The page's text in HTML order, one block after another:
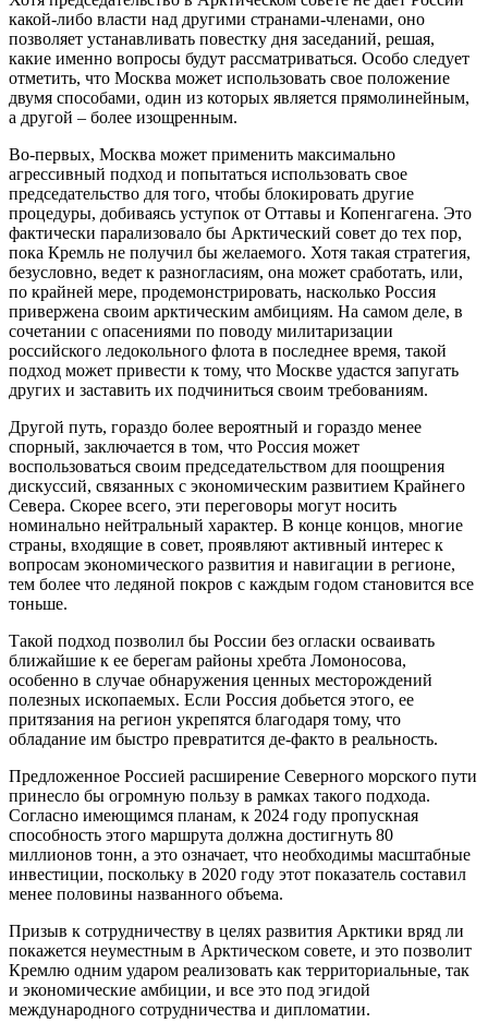
какой-либо власти над другими странами-членами, оно
позволяет устанавливать повестку дня заседаний, решая,
какие именно вопросы будут рассматриваться. Особо следует
отметить, что Москва может использовать свое положение
двумя способами, один из которых является прямолинейным,
а другой – более изощренным.
Во-первых, Москва может применить максимально
агрессивный подход и попытаться использовать свое
председательство для того, чтобы блокировать другие
процедуры, добиваясь уступок от Оттавы и Копенгагена. Это
фактически парализовало бы Арктический совет до тех пор,
пока Кремль не получил бы желаемого. Хотя такая стратегия,
безусловно, ведет к разногласиям, она может сработать, или,
по крайней мере, продемонстрировать, насколько Россия
привержена своим арктическим амбициям. На самом деле, в
сочетании с опасениями по поводу милитаризации
российского ледокольного флота в последнее время, такой
подход может привести к тому, что Москве удастся запугать
других и заставить их подчиниться своим требованиям.
Другой путь, гораздо более вероятный и гораздо менее
спорный, заключается в том, что Россия может
воспользоваться своим председательством для поощрения
дискуссий, связанных с экономическим развитием Крайнего
Севера. Скорее всего, эти переговоры могут носить
номинально нейтральный характер. В конце концов, многие
страны, входящие в совет, проявляют активный интерес к
вопросам экономического развития и навигации в регионе,
тем более что ледяной покров с каждым годом становится все
тоньше.
Такой подход позволил бы России без огласки осваивать
ближайшие к ее берегам районы хребта Ломоносова,
особенно в случае обнаружения ценных месторождений
полезных ископаемых. Если Россия добьется этого, ее
притязания на регион укрепятся благодаря тому, что
обладание им быстро превратится де-факто в реальность.
Предложенное Россией расширение Северного морского пути
принесло бы огромную пользу в рамках такого подхода.
Согласно имеющимся планам, к 2024 году пропускная
способность этого маршрута должна достигнуть 80
миллионов тонн, а это означает, что необходимы масштабные
инвестиции, поскольку в 2020 году этот показатель составил
менее половины названного объема.
Призыв к сотрудничеству в целях развития Арктики вряд ли
покажется неуместным в Арктическом совете, и это позволит
Кремлю одним ударом реализовать как территориальные, так
и экономические амбиции, и все это под эгидой
международного сотрудничества и дипломатии.